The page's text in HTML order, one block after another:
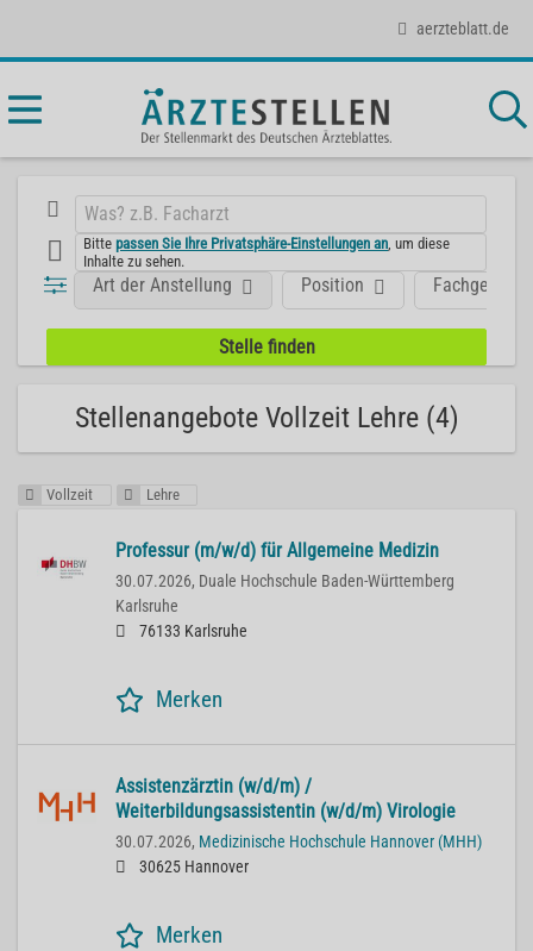
aerzteblatt.de
Bittepassen Sie Ihre Privatsphäre-Einstellungen an , um diese
Inhalte zu sehen.
Position Fachgebiet
Art der Anstellung
Stellenangebote Vollzeit Lehre (4)
Vollzeit Lehre
Professur (m/w/d) für Allgemeine Medizin
30.07.2026, Duale Hochschule Baden-Württemberg
Karlsruhe
76133 Karlsruhe
Merken
Assistenzärztin (w/d/m) /
Weiterbildungsassistentin (w/d/m) Virologie
30.07.2026, Medizinische Hochschule Hannover (MHH)
30625 Hannover
Merken